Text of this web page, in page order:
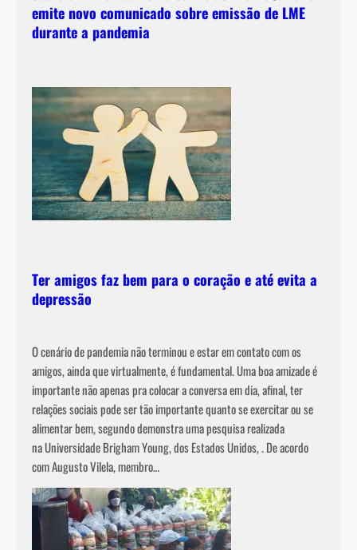
emite novo comunicado sobre emissão de LME
durante a pandemia
Ter amigos faz bem para o coração e até evita a
depressão
O cenário de pandemia não terminou e estar em contato com os
amigos, ainda que virtualmente, é fundamental. Uma boa amizade é
importante não apenas pra colocar a conversa em dia, afinal, ter
relações sociais pode ser tão importante quanto se exercitar ou se
alimentar bem, segundo demonstra uma pesquisa realizada
na Universidade Brigham Young, dos Estados Unidos, . De acordo
com Augusto Vilela, membro…